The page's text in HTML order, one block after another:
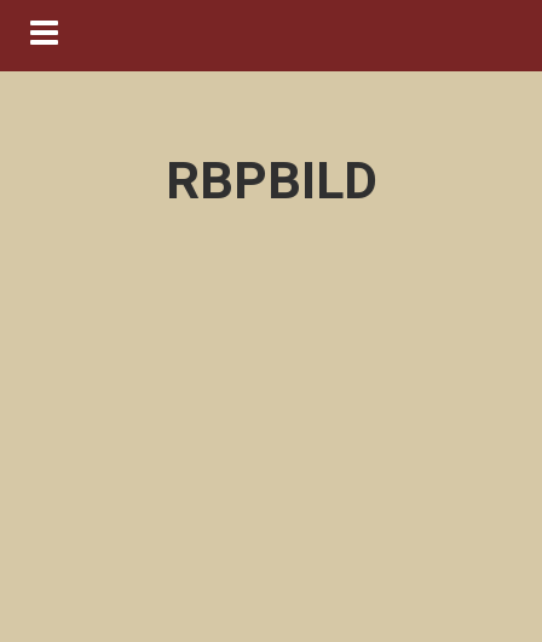
Navigation ein-/ausblenden
RBPBILD